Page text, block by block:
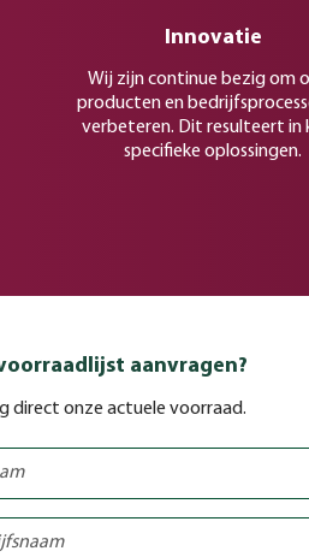
Innovatie
Wij zijn continue bezig om
producten en
verbeteren. Dit resulteert in
specifieke oplossingen.
aanvragen?
direct onze actuele voorraad.